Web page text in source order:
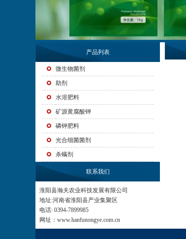
产品列表
微生物菌剂
助剂
水溶肥料
矿源黄腐酸钾
磷钾肥料
光合细菌菌剂
杀螨剂
联系我们
淮阳县瀚夫农业科技发展有限公司
地址:河南省淮阳县产业集聚区
电话: 0394-7899985
网址：www.hanfunongye.com.cn